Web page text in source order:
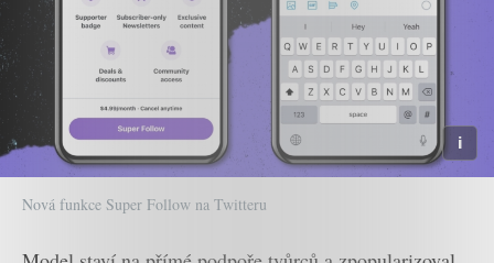
Nová funkce Super Follow na Twitteru